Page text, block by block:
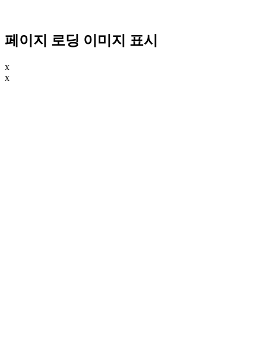
페이지 로딩 이미지 표시
x
x